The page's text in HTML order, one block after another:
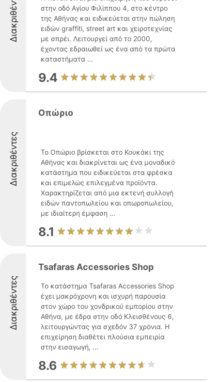
Διακριθέντες
στην οδό Αγίου Φιλίππου 4, στο κέντρο
της Αθήνας και ειδικεύεται στην πώληση
ειδών graffiti, street art και χειροτεχνίας
με σπρέι. Λειτουργεί από το 2000,
έχοντας εδραιωθεί ως ένα από τα πρώτα
καταστήματα ...
9.4
Διακριθέντες
Οπώριο
Το Οπώριο βρίσκεται στο Κουκάκι της
Αθήνας και διακρίνεται ως ένα μοναδικό
κατάστημα που ειδικεύεται στα φρέσκα
και επιμελώς επιλεγμένα προϊόντα.
Χαρακτηρίζεται από μια εκτενή συλλογή
ειδών παντοπωλείου και οπωροπωλείου,
με ιδιαίτερη έμφαση ...
8.1
Διακριθέντες
Tsafaras Accessories Shop
Το κατάστημα Tsafaras Accessories Shop
έχει μακρόχρονη και ισχυρή παρουσία
στον χώρο του χονδρικού εμπορίου στην
Αθήνα, με έδρα στην οδό Κλεισθένους 6,
λειτουργώντας για σχεδόν 37 χρόνια. Η
επιχείρηση διαθέτει πλούσια εμπειρία
στην εισαγωγή, ...
8.6